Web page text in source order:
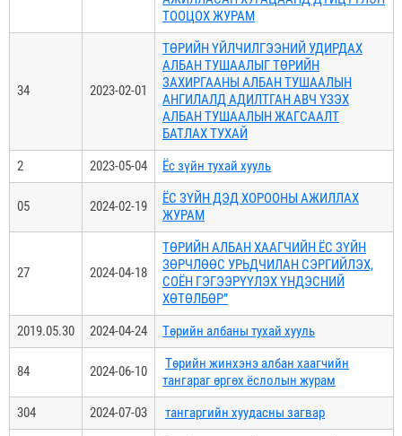
ТООЦОХ ЖУРАМ
34 2023-02-01
ТӨРИЙН ҮЙЛЧИЛГЭЭНИЙ УДИРДАХ
АЛБАН ТУШААЛЫГ ТӨРИЙН
ЗАХИРГААНЫ АЛБАН ТУШААЛЫН
АНГИЛАЛД АДИЛТГАН АВЧ ҮЗЭХ
АЛБАН ТУШААЛЫН ЖАГСААЛТ
БАТЛАХ ТУХАЙ
2
2023-05-04 Ёс зүйн тухай хууль
05 2024-02-19
ЁС ЗҮЙН ДЭД ХОРООНЫ АЖИЛЛАХ
ЖУРАМ
27 2024-04-18
ТӨРИЙН АЛБАН ХААГЧИЙН ЁС ЗҮЙН
ЗӨРЧЛӨӨС УРЬДЧИЛАН СЭРГИЙЛЭХ,
СОЁН ГЭГЭЭРҮҮЛЭХ ҮНДЭСНИЙ
ХӨТӨЛБӨР”
2019.05.30
2024-04-24 Төрийн албаны тухай хууль
84 2024-06-10
Төрийн жинхэнэ албан хаагчийн
тангараг өргөх ёслолын журам
304
2024-07-03 тангаргийн хуудасны загвар